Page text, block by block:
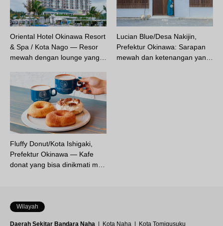
Oriental Hotel Okinawa Resort
& Spa / Kota Nago — Resor
mewah dengan lounge yang…
Lucian Blue/Desa Nakijin,
Prefektur Okinawa: Sarapan
mewah dan ketenangan yan…
Fluffy Donut/Kota Ishigaki,
Prefektur Okinawa — Kafe
donat yang bisa dinikmati m…
Wilayah
Daerah Sekitar Bandara Naha Kota Naha
Kota Tomigusuku